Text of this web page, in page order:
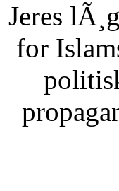
Jeres
for